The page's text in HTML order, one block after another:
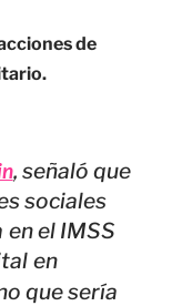
de
, señaló que
sociales
el IMSS
en
que sería